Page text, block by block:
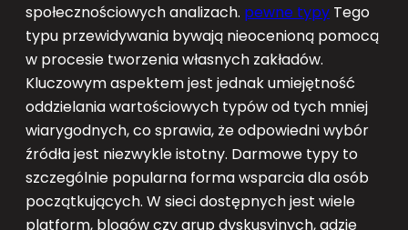
społecznościowych analizach. pewne typy Tego
typu przewidywania bywają nieocenioną pomocą
w procesie tworzenia własnych zakładów.
Kluczowym aspektem jest jednak umiejętność
oddzielania wartościowych typów od tych mniej
wiarygodnych, co sprawia, że odpowiedni wybór
źródła jest niezwykle istotny. Darmowe typy to
szczególnie popularna forma wsparcia dla osób
początkujących. W sieci dostępnych jest wiele
platform, blogów czy grup dyskusyjnych, gdzie